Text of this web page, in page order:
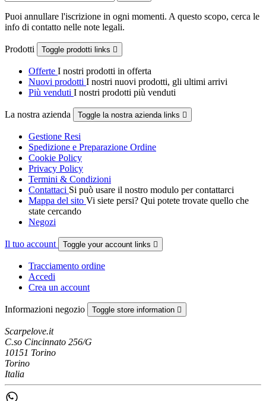
Puoi annullare l'iscrizione in ogni momenti. A questo scopo, cerca le
info di contatto nelle note legali.
Prodotti Toggle prodotti links 
Offerte I nostri prodotti in offerta
Nuovi prodotti I nostri nuovi prodotti, gli ultimi arrivi
Più venduti I nostri prodotti più venduti
La nostra azienda Toggle la nostra azienda links 
Gestione Resi
Spedizione e Preparazione Ordine
Cookie Policy
Privacy Policy
Termini & Condizioni
Contattaci Si può usare il nostro modulo per contattarci
Mappa del sito Vi siete persi? Qui potete trovate quello che
state cercando
Negozi
Il tuo account Toggle your account links 
Tracciamento ordine
Accedi
Crea un account
Informazioni negozio Toggle store information 
Scarpelove.it
C.so Cincinnato 256/G
10151 Torino
Torino
Italia